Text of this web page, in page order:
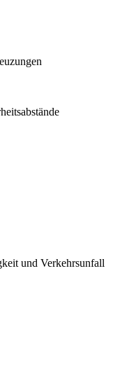
und Verkehrsunfall